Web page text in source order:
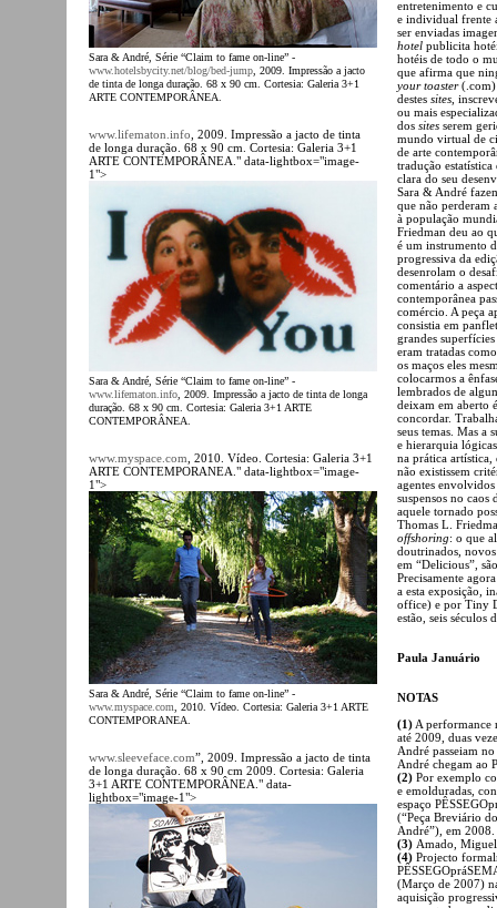
Sara & André, Série “Claim to fame on-line” -
www.hotelsbycity.net/blog/bed-jump , 2009. Impressão a jacto
de tinta de longa duração. 68 x 90 cm. Cortesia: Galeria 3+1
ARTE CONTEMPORÂNEA.
www.lifematon.info , 2009. Impressão a jacto de tinta
de longa duração. 68 x 90 cm. Cortesia: Galeria 3+1
ARTE CONTEMPORÂNEA." data-lightbox="image-
1">
Sara & André, Série “Claim to fame on-line” -
www.lifematon.info , 2009. Impressão a jacto de tinta de longa
duração. 68 x 90 cm. Cortesia: Galeria 3+1 ARTE
CONTEMPORÂNEA.
www.myspace.com , 2010. Vídeo. Cortesia: Galeria 3+1
ARTE CONTEMPORANEA." data-lightbox="image-
1">
Sara & André, Série “Claim to fame on-line” -
www.myspace.com , 2010. Vídeo. Cortesia: Galeria 3+1 ARTE
CONTEMPORANEA.
www.sleeveface.com”, 2009. Impressão a jacto de tinta
de longa duração. 68 x 90 cm 2009. Cortesia: Galeria
3+1 ARTE CONTEMPORÂNEA." data-
lightbox="image-1">
entretenimento e
e individual frente
ser enviadas
hotel publicita
hotéis de todo o
que afirma que
your toaster(.com)
destes sites ,
ou mais
dos sites serem
mundo virtual de
de arte
tradução
clara do seu
Sara & André
que não perderam
à população
Friedman deu ao
é um instrumento
progressiva da
desenrolam o
comentário a
contemporânea
comércio. A peça
consistia em
grandes
eram tratadas
os maços eles
colocarmos a
lembrados de
deixam em aberto
concordar.
seus temas. Mas a
e hierarquia
na prática artística,
não existissem
agentes
suspensos no
aquele tornado
Thomas L.
offshoring: o que
doutrinados,
em “Delicious”,
Precisamente
a esta exposição,
office) e por Tiny
estão, seis séculos
Paula Januário
NOTAS
(1) A performance
até 2009, duas
André passeiam
André chegam ao
(2) Por exemplo
e emolduradas,
espaço
(“Peça Breviário
André”), em 2008.
(3) Amado,
(4) Projecto
(Março de 2007)
aquisição